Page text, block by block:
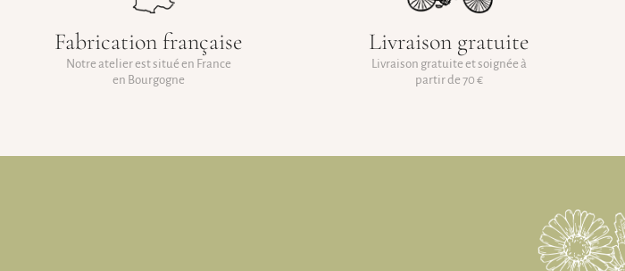
Fabrication française
Notre atelier est situé en France
en Bourgogne
Livraison gratuite
Livraison gratuite et soignée à
partir de 70 €